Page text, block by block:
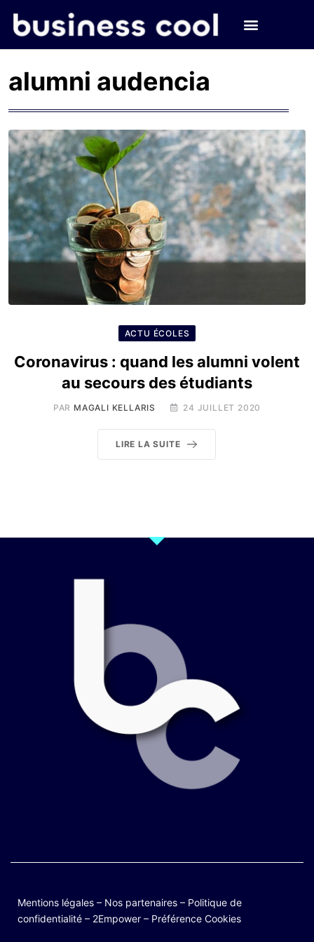
alumni audencia
ACTU ÉCOLES
Coronavirus : quand les alumni volent
au secours des étudiants
PAR MAGALI KELLARIS 24 JUILLET 2020
LIRE LA SUITE
Mentions légales – Nos partenaires – Politique de
confidentialité – 2Empower – Préférence Cookies